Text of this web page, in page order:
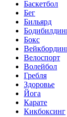
Баскетбол
Бег
Бильярд
Бокс
Велоспорт
Волейбол
Гребля
Здоровье
Йога
Карате
Кикбоксинг